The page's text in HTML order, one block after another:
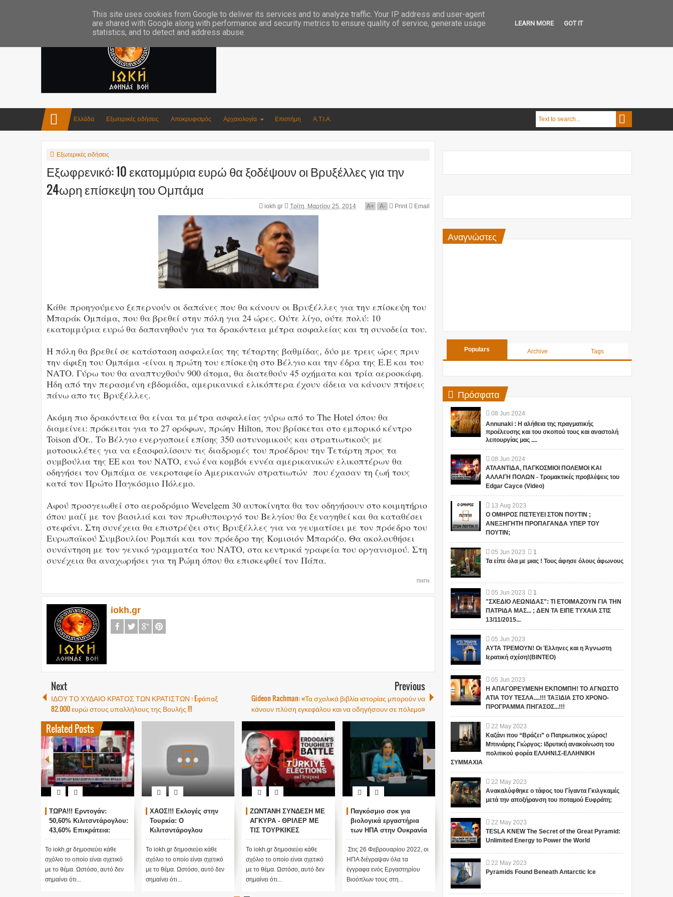
Ελλάδα Εξωτερικές ειδήσεις Αποκρυφισμός Αρχαιολογία Επιστήμη Α.Τ.Ι.Α.
Εξωτερικές ειδήσεις
Εξωφρενικό: 10 εκατομμύρια ευρώ θα ξοδέψουν οι Βρυξέλλες για την
24ωρη επίσκεψη του Ομπάμα
iokh.gr Τρίτη, Μαρτίου 25, 2014 A+ A- Print Email
Κάθε προηγούμενο ξεπερνούν οι δαπάνες που θα κάνουν οι Βρυξέλλες για την επίσκεψη του
Μπαράκ Ομπάμα, που θα βρεθεί στην πόλη για 24 ώρες. Ούτε λίγο, ούτε πολύ: 10
εκατομμύρια ευρώ θα δαπανηθούν για τα δρακόντεια μέτρα ασφαλείας και τη συνοδεία του.
Η πόλη θα βρεθεί σε κατάσταση ασφαλείας της τέταρτης βαθμίδας, δύο με τρεις ώρες πριν
την άφιξη του Ομπάμα -είναι η πρώτη του επίσκεψη στο Βέλγιο και την έδρα της Ε.Ε και του
ΝΑΤΟ. Γύρω του θα αναπτυχθούν 900 άτομα, θα διατεθούν 45 οχήματα και τρία αεροσκάφη.
Ηδη από την περασμένη εβδομάδα, αμερικανικά ελικόπτερα έχουν άδεια να κάνουν πτήσεις
πάνω απο τις Βρυξέλλες.
Ακόμη πιο δρακόντεια θα είναι τα μέτρα ασφαλείας γύρω από το Τhe Hotel όπου θα
διαμείνει: πρόκειται για το 27 ορόφων, πρώην Hilton, που βρίσκεται στο εμπορικό κέντρο
Toison d'Or.. Το Βέλγιο ενεργοποιεί επίσης 350 αστυνομικούς και στρατιωτικούς με
μοτοσικλέτες για να εξασφαλίσουν τις διαδρομές του προέδρου την Τετάρτη προς τα
συμβούλια της ΕΕ και του ΝΑΤΟ, ενώ ένα κομβόι εννέα αμερικανικών ελικοπτέρων θα
οδηγήσει τον Ομπάμα σε νεκροταφείο Αμερικανών στρατιωτών που έχασαν τη ζωή τους
κατά τον Πρώτο Παγκόσμιο Πόλεμο.
Αφού προσγειωθεί στο αεροδρόμιο Wevelgem 30 αυτοκίνητα θα τον οδηγήσουν στο κοιμητήριο
όπου μαζί με τον βασιλιά και τον πρωθυπουργό του Βελγίου θα ξεναγηθεί και θα καταθέσει
στεφάνι. Στη συνέχεια θα επιστρέψει στις Βρυξέλλες για να γευματίσει με τον πρόεδρο του
Ευρωπαϊκού Συμβουλίου Ρομπάι και τον πρόεδρο της Κομισιόν Μπαρόζο. Θα ακολουθήσει
συνάντηση με τον γενικό γραμματέα του ΝΑΤΟ, στα κεντρικά γραφεία του οργανισμού. Στη
συνέχεια θα αναχωρήσει για τη Ρώμη όπου θα επισκεφθεί τον Πάπα.
ΠΗΓΗ
iokh.gr
Next
ΙΔΟΥ ΤΟ ΧΥΔΑΙΟ ΚΡΑΤΟΣ ΤΩΝ ΚΡΑΤΙΣΤΩΝ : Eφάπαξ
82.000 ευρώ στους υπαλλήλους της Βουλής !!!
Previous
Gideon Rachman: «Τα σχολικά βιβλία ιστορίας μπορούν να
κάνουν πλύση εγκεφάλου και να οδηγήσουν σε πόλεμο»
Related Posts
ΤΩΡΑ!!! Ερντογάν:
50,60% Κιλιτσντάρογλου:
43,60% Επικράτεια:
78,2%
Το iokh.gr δημοσιεύει κάθε
σχόλιο το οποίο είναι σχετικό
με το θέμα. Ωστόσο, αυτό δεν
σημαίνει ότι...
ΧΑΟΣ!!! Εκλογές στην
Τουρκία: Ο
Κιλιτσντάρογλου
αμφισβητεί τα
αποτελέσματα θα γίνουν
ενστάσεις...
Το iokh.gr δημοσιεύει κάθε
σχόλιο το οποίο είναι σχετικό
με το θέμα. Ωστόσο, αυτό δεν
σημαίνει ότι...
ΖΩΝΤΑΝΗ ΣΥΝΔΕΣΗ ΜΕ
ΑΓΚΥΡΑ - ΘΡΙΛΕΡ ΜΕ
ΤΙΣ ΤΟΥΡΚΙΚΕΣ
ΕΚΛΟΓΕΣ !
Το iokh.gr δημοσιεύει κάθε
σχόλιο το οποίο είναι σχετικό
με το θέμα. Ωστόσο, αυτό δεν
σημαίνει ότι...
Παγκόσμιο σοκ για
βιολογικά εργαστήρια
των ΗΠΑ στην Ουκρανία
Στις 26 Φεβρουαρίου 2022, οι
ΗΠΑ διέγραψαν όλα τα
έγγραφα ενός Εργαστηρίου
Βιοόπλων τους στη...
Αυτός ο μεγάλος
φιλάνθρωπος
προειδοποίησε ότι το
χειρότερο κύμα έρχεται
τώρα με την μετάλλαξη
όμικρον ....
ΣΕ ΕΥΧΑΡΙΣΤΟΥΜΕ.... Bill Το
iokh.gr δημοσιεύει κάθε σχόλιο
το οποίο είναι σχετικό με το
θέμ...
ΟΙ ΕΙΔΗΣΕΙΣ ΓΙΑ ΤΙΣ
FACEBOOK
ΠΡΟΒΛΗΜΑΤΙΖΟΥΝ!!!
(VIDEO)
με το θέμα. Ωστόσο, αυτό δεν
Αναγνώστες
Populars Archive Tags
Πρόσφατα
08 Jun 2024
Annunaki : Η αλήθεια της πραγματικής
προέλευσης και του σκοπού τους και αναστολή
λειτουργίας μας ....
08 Jun 2024
ΑΤΛΑΝΤΙΔΑ, ΠΑΓΚΟΣΜΙΟΙ ΠΟΛΕΜΟΙ ΚΑΙ
ΑΛΛΑΓΗ ΠΟΛΩΝ - Τρομακτικές προβλέψεις του
Edgar Cayce (Video)
13 Aug 2023
Ο ΟΜΗΡΟΣ ΠΙΣΤΕΥΕΙ ΣΤΟΝ ΠΟΥΤΙΝ ;
ΑΝΕΞΗΓΗΤΗ ΠΡΟΠΑΓΑΝΔΑ ΥΠΕΡ ΤΟΥ
ΠΟΥΤΙΝ;
05 Jun 2023
1
Τα είπε όλα με μιας ! Τους άφησε όλους άφωνους
05 Jun 2023
1
"ΣΧΕΔΙΟ ΛΕΩΝΙΔΑΣ": ΤΙ ΕΤΟΙΜΑΖΟΥΝ ΓΙΑ ΤΗΝ
ΠΑΤΡΙΔΑ ΜΑΣ... ; ΔΕΝ ΤΑ ΕΙΠΕ ΤΥΧΑΙΑ ΣΤΙΣ
13/11/2015...
05 Jun 2023
ΑΥΤΑ ΤΡΕΜΟΥΝ! Οι Έλληνες και η Άγνωστη
Ιερατική σχέση!(ΒΙΝΤΕΟ)
05 Jun 2023
Η ΑΠΑΓΟΡΕΥΜΕΝΗ ΕΚΠΟΜΠΗ! ΤΟ ΑΓΝΩΣΤΟ
ΑΤΙΑ ΤΟΥ ΤΕΣΛΑ....!!! ΤΑΞΙΔΙΑ ΣΤΟ ΧΡΟΝΟ-
ΠΡΟΓΡΑΜΜΑ ΠΗΓΑΣΟΣ...!!!
22 May 2023
Καζάνι που “Βράζει” ο Πατριωτικος χώρος!
Μπινιάρης Γιώργος: Ιδρυτική ανακοίνωση του
πολιτικού φορέα ΕΛΛΗΝΙ.Σ-ΕΛΛΗΝΙΚΗ
ΣΥΜΜΑΧΙΑ
22 May 2023
Ανακαλύφθηκε ο τάφος του Γίγαντα Γκιλγκαμές
μετά την αποξήρανση του ποταμού Ευφράτη;
22 May 2023
TESLA KNEW The Secret of the Great Pyramid:
Unlimited Energy to Power the World
22 May 2023
Pyramids Found Beneath Antarctic Ice
This site uses cookies from Google to deliver its services and to analyze traffic. Your IP address and user-agent
are shared with Google along with performance and security metrics to ensure quality of service, generate usage
statistics, and to detect and address abuse.
LEARN MORE GOT IT